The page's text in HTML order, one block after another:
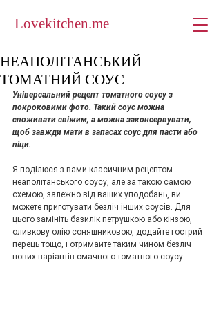
Lovekitchen.me
НЕАПОЛІТАНСЬКИЙ
ТОМАТНИЙ СОУС
Універсальний рецепт томатного соусу з
покроковими фото. Такий соус можна
споживати свіжим, а можна законсервувати,
щоб завжди мати в запасах соус для пасти або
піци.
Я поділюся з вами класичним рецептом
неаполітанського соусу, але за такою самою
схемою, залежно від ваших уподобань, ви
можете приготувати безліч інших соусів. Для
цього замініть базилік петрушкою або кінзою,
оливкову олію соняшниковою, додайте гострий
перець тощо, і отримайте таким чином безліч
нових варіантів смачного томатного соусу.